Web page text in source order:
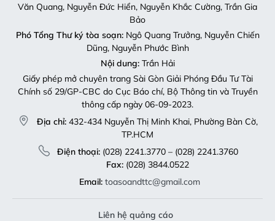
Văn Quang, Nguyễn Đức Hiển, Nguyễn Khắc Cường, Trần Gia
Bảo
Phó Tổng Thư ký tòa soạn:Ngô Quang Trưởng, Nguyễn Chiến
Dũng, Nguyễn Phước Bình
Nội dung:Trần Hải
Giấy phép mở chuyên trang Sài Gòn Giải Phóng Đầu Tư Tài
Chính số 29/GP-CBC do Cục Báo chí, Bộ Thông tin và Truyền
thông cấp ngày 06-09-2023.
Địa chỉ: 432-434 Nguyễn Thị Minh Khai, Phường Bàn Cờ,
TP.HCM
Điện thoại:(028) 2241.3770 – (028) 2241.3760
Fax:(028) 3844.0522
Email: toasoandttc@gmail.com
Liên hệ quảng cáo